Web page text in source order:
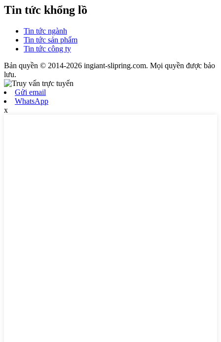
Tin tức khổng lồ
Tin tức ngành
Tin tức sản phẩm
Tin tức công ty
Bản quyền © 2014-2026 ingiant-slipring.com. Mọi quyền được bảo
lưu.
Gửi email
WhatsApp
x